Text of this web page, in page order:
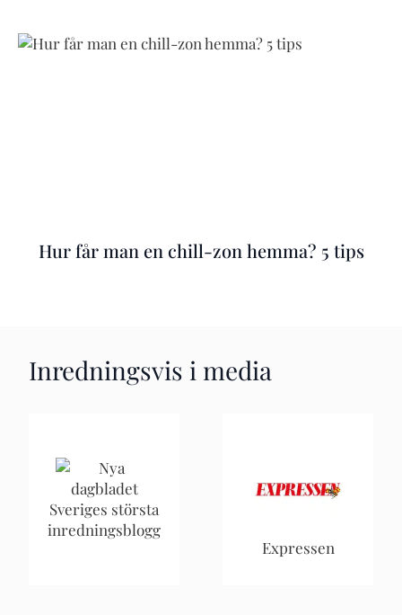
Hur får man en chill-zon hemma? 5 tips
Inredningsvis i media
Sveriges största
inredningsblogg
Expressen